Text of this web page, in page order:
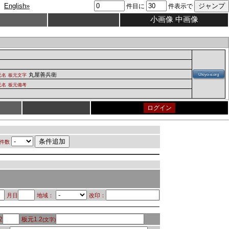
English» 件目に 件表示で
小画像 中画像
Ukiyo-e.org
名 板元文字 丸屋善兵衛
名 板元備考
ログイン
数
月日 地域： 改印：
板元1.2(文字)